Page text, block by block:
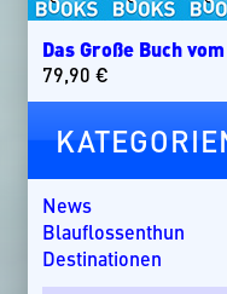
Das Große Buch
79,90 €
News
Blauflossenthun
Destinationen